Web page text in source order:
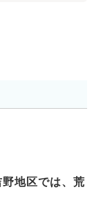
地区では、荒